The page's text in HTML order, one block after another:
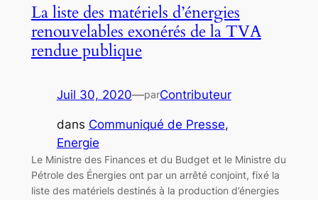
La liste des matériels d’énergies
renouvelables exonérés de la TVA
rendue publique
Juil 30, 2020—parContributeur
dans Communiqué de Presse
Energie
Le Ministre des Finances et du Budget et le Ministre du
Pétrole des Énergies ont par un arrêté conjoint, fixé la
liste des matériels destinés à la production d’énergies